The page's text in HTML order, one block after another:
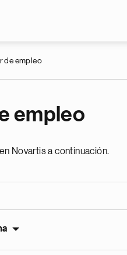
de empleo
empleo
Novartis a continuación.